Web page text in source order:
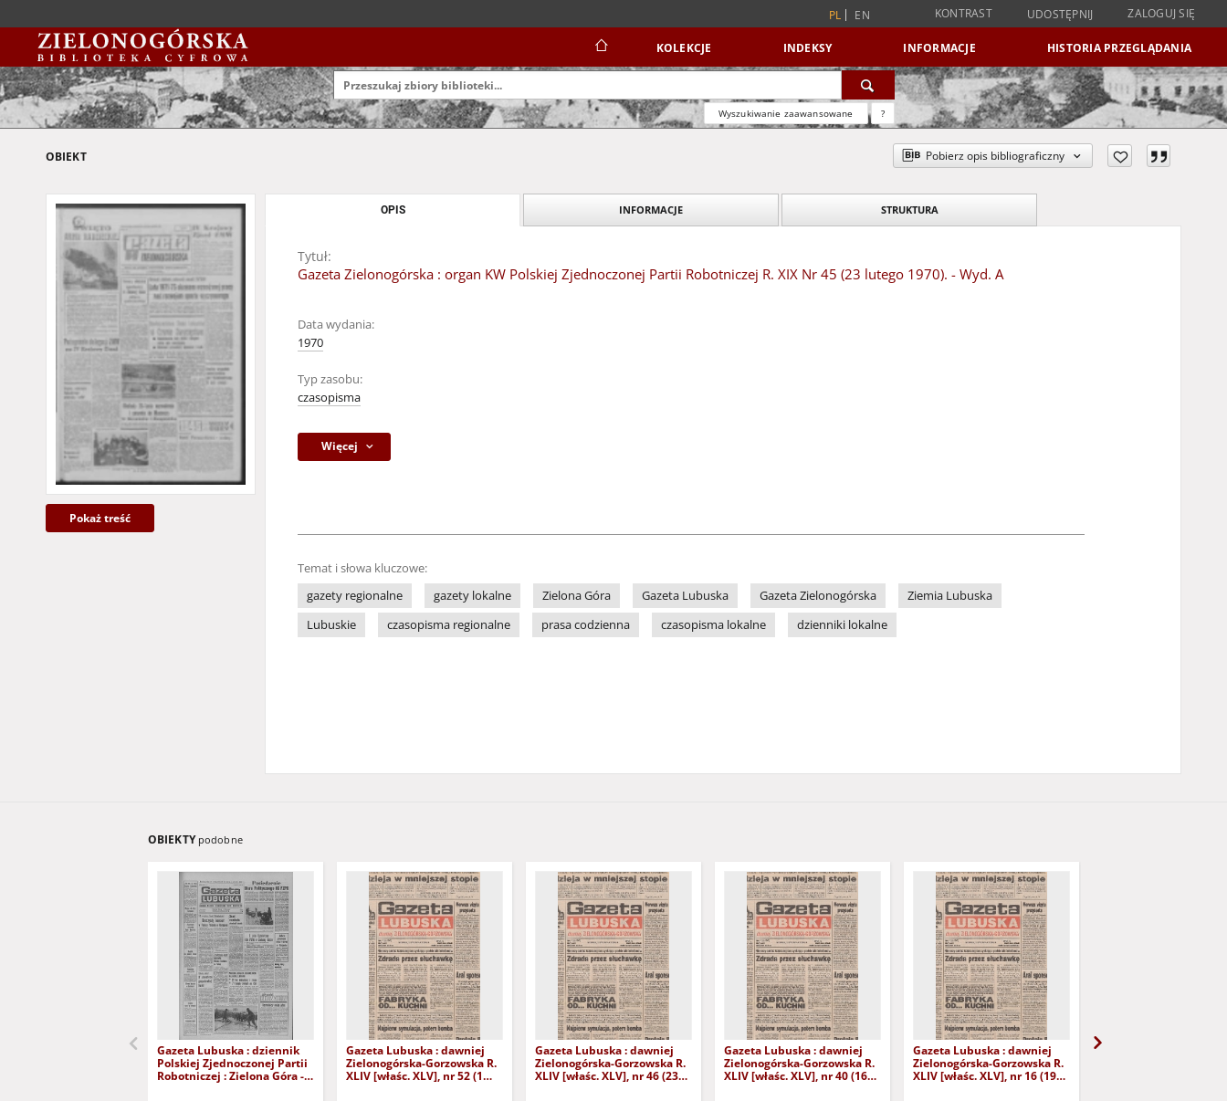
PL EN KONTRAST UDOSTĘPNIJ ZALOGUJ SIĘ
KOLEKCJE INDEKSY INFORMACJE HISTORIA PRZEGLĄDANIA
Wyszukiwanie zaawansowane ?
OBIEKT Pobierz opis bibliograficzny
Pokaż treść
OPIS INFORMACJE STRUKTURA
Tytuł:
Gazeta Zielonogórska : organ KW Polskiej Zjednoczonej Partii Robotniczej R. XIX Nr 45 (23 lutego 1970). - Wyd. A
Data wydania:
1970
Typ zasobu:
czasopisma
Więcej
Temat i słowa kluczowe:
gazety regionalne
gazety lokalne Zielona Góra Gazeta Lubuska Gazeta Zielonogórska
Ziemia Lubuska
Lubuskie
czasopisma regionalne prasa codzienna czasopisma lokalne dzienniki lokalne
OBIEKTY podobne
Gazeta Lubuska : dziennik
Polskiej Zjednoczonej Partii
Robotniczej : Zielona Góra -
Gazeta Lubuska : dawniej
Zielonogórska-Gorzowska R.
XLIV [właśc. XLV], nr 52 (1
Gazeta Lubuska : dawniej
Zielonogórska-Gorzowska R.
XLIV [właśc. XLV], nr 46 (23
Gazeta Lubuska : dawniej
Zielonogórska-Gorzowska R.
XLIV [właśc. XLV], nr 40 (16
Gazeta Lubuska : dawniej
Zielonogórska-Gorzowska R.
XLIV [właśc. XLV], nr 16 (19